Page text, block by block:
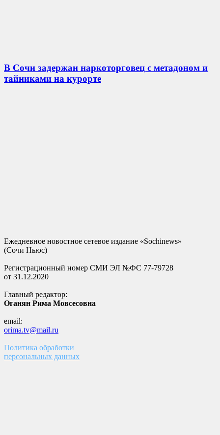
В Сочи задержан наркоторговец с метадоном и
тайниками на курорте
Ежедневное новостное сетевое издание «Sochinews»
(Сочи Ньюс)
Регистрационный номер СМИ ЭЛ №ФС 77-79728
от 31.12.2020
Главный редактор:
Оганян Рима Мовсесовна
email:
orima.tv@mail.ru
Политика обработки
персональных данных